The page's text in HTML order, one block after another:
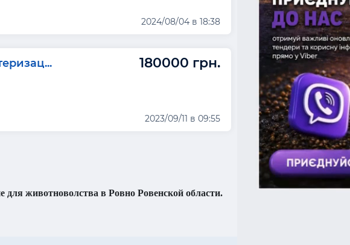
2024/08/04 в 18:38
180000 грн.
2023/09/11 в 09:55
животноволства в Ровно Ровенской области.